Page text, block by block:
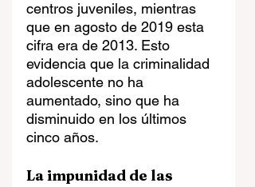
centros juveniles, mientras
que en agosto de 2019 esta
cifra era de 2013. Esto
evidencia que la criminalidad
adolescente no ha
aumentado, sino que ha
disminuido en los últimos
cinco años.
La impunidad de las